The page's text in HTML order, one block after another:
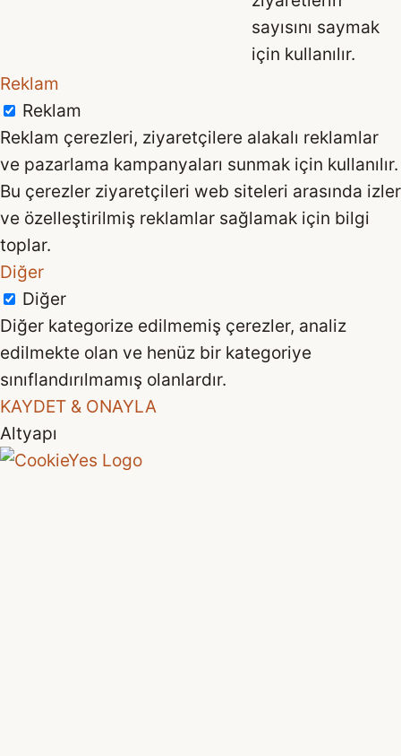
sayısını saymak
için kullanılır.
Reklam
Reklam
Reklam çerezleri, ziyaretçilere alakalı reklamlar
ve pazarlama kampanyaları sunmak için kullanılır.
Bu çerezler ziyaretçileri web siteleri arasında izler
ve özelleştirilmiş reklamlar sağlamak için bilgi
toplar.
Diğer
Diğer
Diğer kategorize edilmemiş çerezler, analiz
edilmekte olan ve henüz bir kategoriye
sınıflandırılmamış olanlardır.
KAYDET & ONAYLA
Altyapı